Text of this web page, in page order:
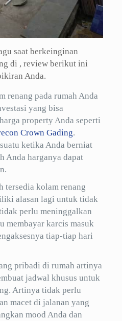
saat berkeinginan
di , review berikut ini
Anda.
renang pada rumah Anda
yang bisa
property Anda seperti
Crown Gading.
ketika Anda berniat
Anda harganya dapat
tersedia kolam renang
alasan lagi untuk tidak
perlu meninggalkan
membayar karcis masuk
tiap-tiap hari
pribadi di rumah artinya
jadwal khusus untuk
Artinya tidak perlu
macet di jalanan yang
mood Anda dan